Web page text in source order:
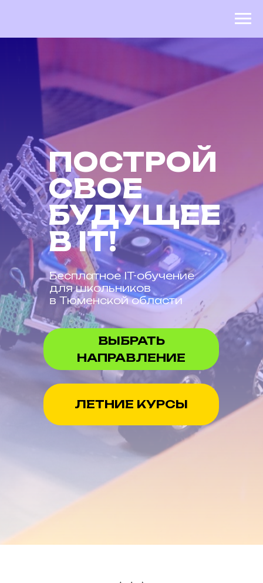
ПОСТРОЙ
СВОЕ
БУДУЩЕЕ
В IT!
ВЫБРАТЬ
НАПРАВЛЕНИЕ
ЛЕТНИЕ КУРСЫ
Бесплатное IT-обучение
для школьников
в Тюменской области